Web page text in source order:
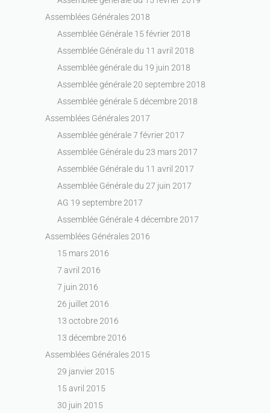
Assemblées Générales 2018
Assemblée Générale 15 février 2018
Assemblée Générale du 11 avril 2018
Assemblée générale du 19 juin 2018
Assemblée générale 20 septembre 2018
Assemblée générale 5 décembre 2018
Assemblées Générales 2017
Assemblée générale 7 février 2017
Assemblée Générale du 23 mars 2017
Assemblée Générale du 11 avril 2017
Assemblée Générale du 27 juin 2017
AG 19 septembre 2017
Assemblée Générale 4 décembre 2017
Assemblées Générales 2016
15 mars 2016
7 avril 2016
7 juin 2016
26 juillet 2016
13 octobre 2016
13 décembre 2016
Assemblées Générales 2015
29 janvier 2015
15 avril 2015
30 juin 2015